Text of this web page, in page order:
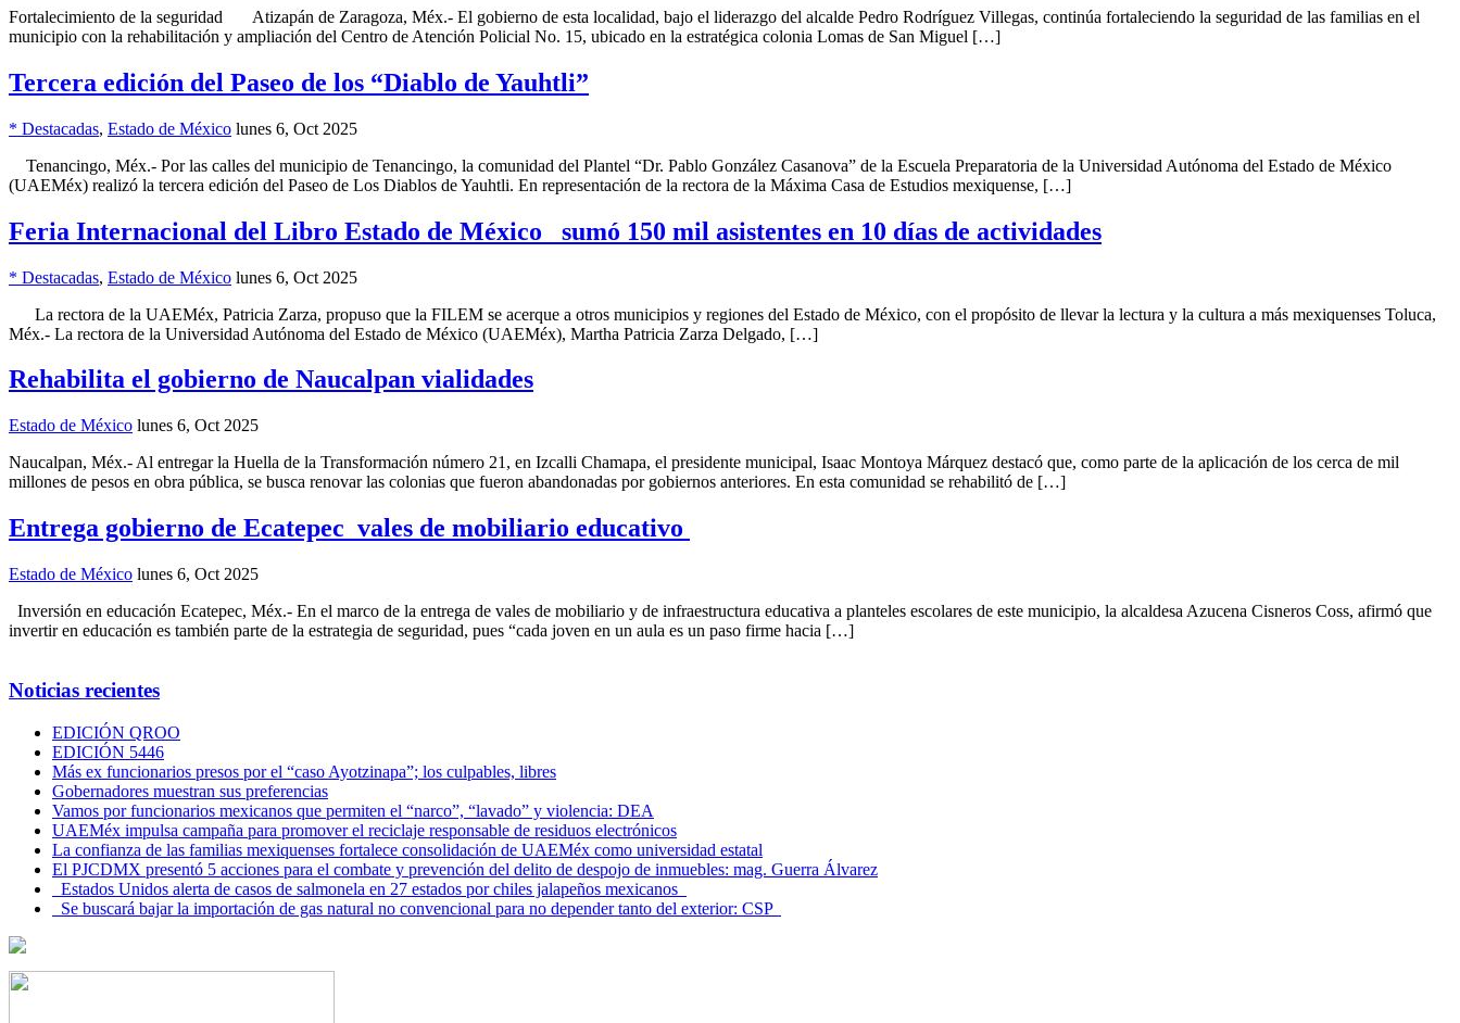
Fortalecimiento de la seguridad Atizapán de Zaragoza, Méx.- El gobierno de esta localidad, bajo el liderazgo del alcalde Pedro Rodríguez Villegas, continúa fortaleciendo la seguridad de las familias en el
municipio con la rehabilitación y ampliación del Centro de Atención Policial No. 15, ubicado en la estratégica colonia Lomas de San Miguel […]
Tercera edición del Paseo de los “Diablo de Yauhtli”
* Destacadas, Estado de México lunes 6, Oct 2025
Tenancingo, Méx.- Por las calles del municipio de Tenancingo, la comunidad del Plantel “Dr. Pablo González Casanova” de la Escuela Preparatoria de la Universidad Autónoma del Estado de México
(UAEMéx) realizó la tercera edición del Paseo de Los Diablos de Yauhtli. En representación de la rectora de la Máxima Casa de Estudios mexiquense, […]
Feria Internacional del Libro Estado de México sumó 150 mil asistentes en 10 días de actividades
* Destacadas, Estado de México lunes 6, Oct 2025
La rectora de la UAEMéx, Patricia Zarza, propuso que la FILEM se acerque a otros municipios y regiones del Estado de México, con el propósito de llevar la lectura y la cultura a más mexiquenses Toluca,
Méx.- La rectora de la Universidad Autónoma del Estado de México (UAEMéx), Martha Patricia Zarza Delgado, […]
Rehabilita el gobierno de Naucalpan vialidades
Estado de México lunes 6, Oct 2025
Naucalpan, Méx.- Al entregar la Huella de la Transformación número 21, en Izcalli Chamapa, el presidente municipal, Isaac Montoya Márquez destacó que, como parte de la aplicación de los cerca de mil
millones de pesos en obra pública, se busca renovar las colonias que fueron abandonadas por gobiernos anteriores. En esta comunidad se rehabilitó de […]
Entrega gobierno de Ecatepec vales de mobiliario educativo
Estado de México lunes 6, Oct 2025
Inversión en educación Ecatepec, Méx.- En el marco de la entrega de vales de mobiliario y de infraestructura educativa a planteles escolares de este municipio, la alcaldesa Azucena Cisneros Coss, afirmó que
invertir en educación es también parte de la estrategia de seguridad, pues “cada joven en un aula es un paso firme hacia […]
Noticias recientes
EDICIÓN QROO
EDICIÓN 5446
Más ex funcionarios presos por el “caso Ayotzinapa”; los culpables, libres
Gobernadores muestran sus preferencias
Vamos por funcionarios mexicanos que permiten el “narco”, “lavado” y violencia: DEA
UAEMéx impulsa campaña para promover el reciclaje responsable de residuos electrónicos
La confianza de las familias mexiquenses fortalece consolidación de UAEMéx como universidad estatal
El PJCDMX presentó 5 acciones para el combate y prevención del delito de despojo de inmuebles: mag. Guerra Álvarez
Estados Unidos alerta de casos de salmonela en 27 estados por chiles jalapeños mexicanos
Se buscará bajar la importación de gas natural no convencional para no depender tanto del exterior: CSP